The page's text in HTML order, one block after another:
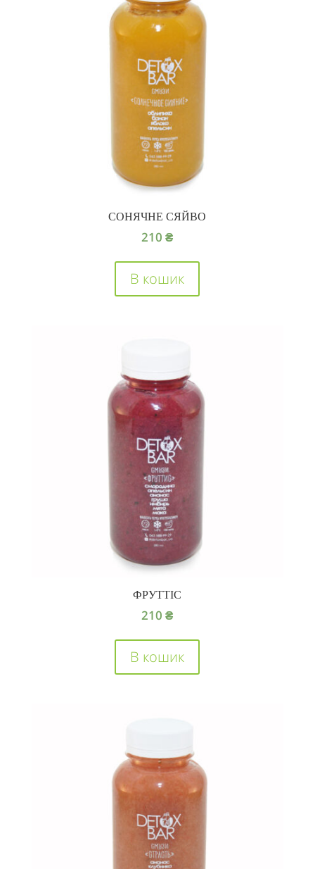
СОНЯЧНЕ СЯЙВО
210₴
В кошик
ФРУТТІС
210₴
В кошик